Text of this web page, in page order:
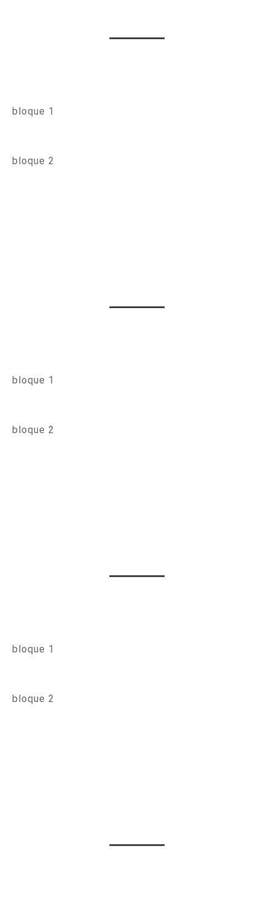
bloque 1
bloque 2
bloque 1
bloque 2
bloque 1
bloque 2